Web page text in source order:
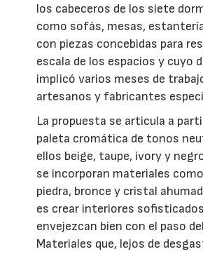
los cabeceros de los siete
como sofás, mesas,
con piezas concebidas para
escala de los espacios y cuyo
implicó varios meses de
artesanos y fabricantes
La propuesta se articula a
paleta cromática de tonos
ellos beige, taupe, ivory y
se incorporan materiales
piedra, bronce y cristal
es crear interiores
envejezcan bien con el paso
Materiales que, lejos de